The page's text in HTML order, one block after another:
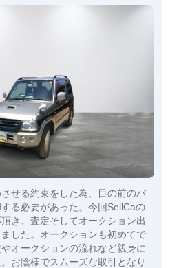
せる約束をした為、目の前のパ
る必要があった。今回SellCaの
き、査定そしてオークション出
した。オークションも初めてで
オークションの流れなど親身に
お陰様でスムーズな取引となり